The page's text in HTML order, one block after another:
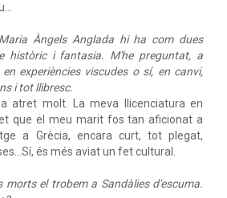
Àngels Anglada hi ha com dues
històric i fantasia. M'he preguntat, a
experiències viscudes o sí, en canvi,
i tot llibresc.
atret molt. La meva llicenciatura en
que el meu marit fos tan aficionat a
a Grècia, encara curt, tot plegat,
és més aviat un fet cultural.
morts el trobem a Sandàlies d'escuma.